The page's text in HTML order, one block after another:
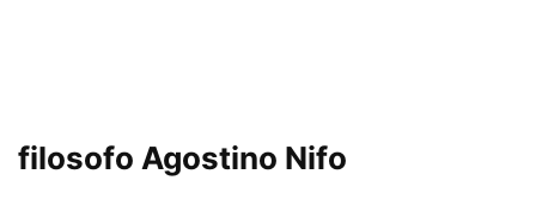
filosofo Agostino Nifo